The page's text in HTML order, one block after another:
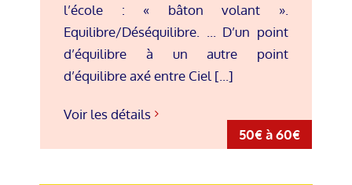
50€ à 60€
l’école : « bâton volant ».
Equilibre/Déséquilibre. ... D’un point
d’équilibre à un autre point
d’équilibre axé entre Ciel [...]
Voir les détails